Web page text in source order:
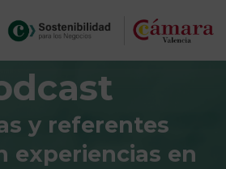
y referentes
experiencias en